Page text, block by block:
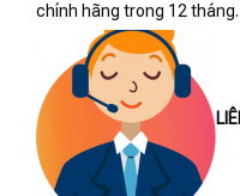
chính hãng trong 12 tháng.